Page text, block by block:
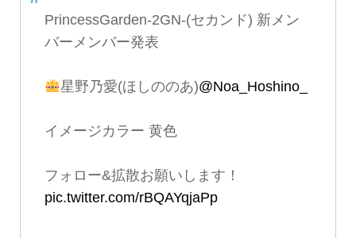
PrincessGarden-2GN-(セカンド) 新メン
バーメンバー発表
星野乃愛(ほしののあ)@Noa_Hoshino_
イメージカラー 黄色
フォロー&拡散お願いします！
pic.twitter.com/rBQAYqjaPp